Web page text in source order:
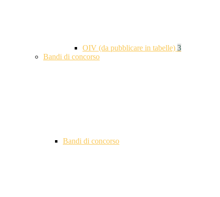
OIV (da pubblicare in tabelle) 3
Bandi di concorso
Bandi di concorso